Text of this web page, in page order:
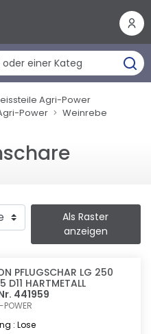
Agri-Power
Power
Weinrebe
Als Raster
anzeigen
PFLUGSCHAR LG 250
D11 HARTMETALL
441959
: Lose